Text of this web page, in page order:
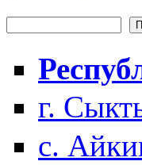
Форма поиска
г.
с.